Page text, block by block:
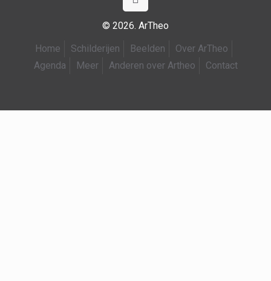
© 2026. ArTheo
Home
Schilderijen Beelden
Over ArTheo
Agenda
Meer Anderen over Artheo Contact